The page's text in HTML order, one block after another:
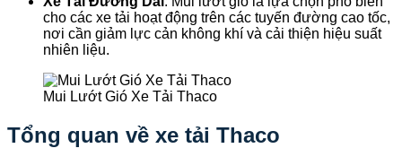
cho các xe tải hoạt động trên các tuyến đường cao tốc,
nơi cần giảm lực cản không khí và cải thiện hiệu suất
nhiên liệu.
Mui Lướt Gió Xe Tải Thaco
Tổng quan về xe tải Thaco